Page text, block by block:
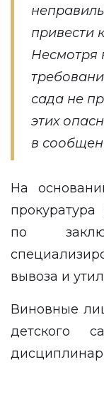
привести
Несмотря
сада не
этих
в
На
по
вывоза и
Виновные
детского